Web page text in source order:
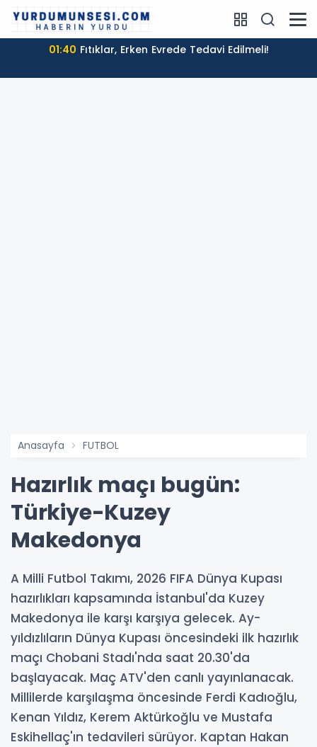
01:40 Fıtıklar, Erken Evrede Tedavi Edilmeli!
Anasayfa FUTBOL
Hazırlık maçı bugün:
Türkiye-Kuzey
Makedonya
A Milli Futbol Takımı, 2026 FIFA Dünya Kupası
hazırlıkları kapsamında İstanbul'da Kuzey
Makedonya ile karşı karşıya gelecek. Ay-
yıldızlıların Dünya Kupası öncesindeki ilk hazırlık
maçı Chobani Stadı'nda saat 20.30'da
başlayacak. Maç ATV'den canlı yayınlanacak.
Millilerde karşılaşma öncesinde Ferdi Kadıoğlu,
Kenan Yıldız, Kerem Aktürkoğlu ve Mustafa
Eskihellaç'ın tedavileri sürüyor. Kaptan Hakan